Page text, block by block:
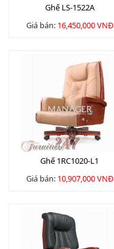
Ghế LS-1522A
Giá bán: 16,450,000 VNĐ
Ghế 1RC1020-L1
Giá bán: 10,907,000 VNĐ